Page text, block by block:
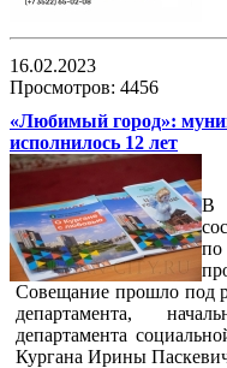
16.02.2023
Просмотров: 4456
«Любимый город»:
исполнилось 12 лет
В
Совещание прошло под
департамента,
департамента
Кургана Ирины